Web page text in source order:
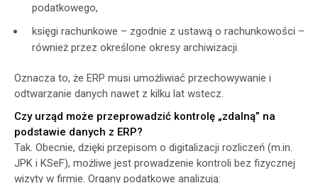
podatkowego,
księgi rachunkowe – zgodnie z ustawą o rachunkowości –
również przez określone okresy archiwizacji.
Oznacza to, że ERP musi umożliwiać przechowywanie i
odtwarzanie danych nawet z kilku lat wstecz.
Czy urząd może przeprowadzić kontrolę „zdalną” na
podstawie danych z ERP?
Tak. Obecnie, dzięki przepisom o digitalizacji rozliczeń (m.in.
JPK i KSeF), możliwe jest prowadzenie kontroli bez fizycznej
wizyty w firmie. Organy podatkowe analizują: